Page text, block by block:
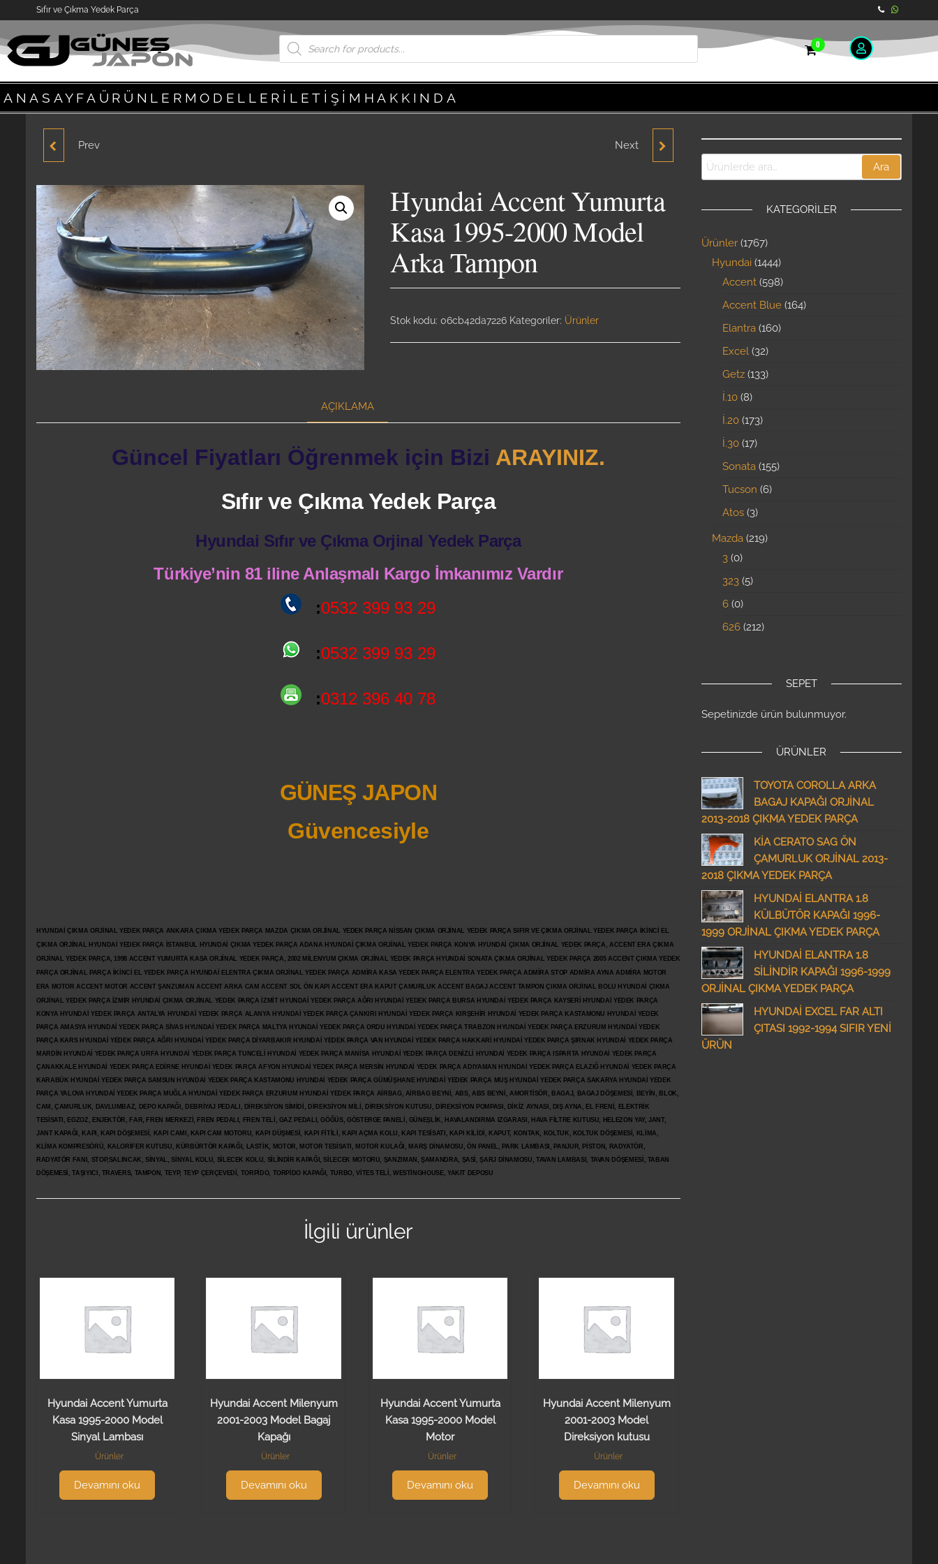
Sıfır ve Çıkma Yedek Parça
0
ANASAYFA ÜRÜNLER MODELLER İLETIŞIM HAKKINDA
HYUNDAI ACCENT
2000 MODEL ŞARJ
DINAMOSU
Prev HYUNDAI ACCENT
2000 MODEL TORPIDO
Next
Hyundai Accent Yumurta
Kasa 1995-2000 Model
Arka Tampon
Stok kodu:06cb42da7226 Kategoriler: Ürünler
AÇIKLAMA
Güncel Fiyatları Öğrenmek için Bizi ARAYINIZ.
Sıfır ve Çıkma Yedek Parça
Hyundai Sıfır ve Çıkma Orjinal Yedek Parça
Türkiye’nin 81 iline Anlaşmalı Kargo İmkanımız Vardır
:0532 399 93 29
:0532 399 93 29
:0312 396 40 78
GÜNEŞ JAPON
Güvencesiyle
HYUNDAİ ÇIKMA ORJİNAL YEDEK PARÇA ANKARA ÇIKMA YEDEK PARÇA MAZDA ÇIKMA ORJİNAL YEDEK PARÇA NİSSAN ÇIKMA ORJİNAL YEDEK PARÇA SIFIR VE ÇIKMA ORJİNAL YEDEK PARÇA İKİNCİ EL
ÇIKMA ORJİNAL HYUNDAİ YEDEK PARÇA İSTANBUL HYUNDAİ ÇIKMA YEDEK PARÇA ADANA HYUNDAİ ÇIKMA ORJİNAL YEDEK PARÇA KONYA HYUNDAİ ÇIKMA ORJİNAL YEDEK PARÇA, ACCENT ERA ÇIKMA
ORJİNAL YEDEK PARÇA, 1998 ACCENT YUMURTA KASA ORJİNAL YEDEK PARÇA, 2002 MİLENYUM ÇIKMA ORJİNAL YEDEK PARÇA HYUNDAİ SONATA ÇIKMA ORJİNAL YEDEK PARÇA 2005 ACCENT ÇIKMA YEDEK
PARÇA ORJİNAL PARÇA İKİNCİ EL YEDEK PARÇA HYUNDAİ ELENTRA ÇIKMA ORJİNAL YEDEK PARÇA ADMİRA KASA YEDEK PARÇA ELENTRA YEDEK PARÇA ADMİRA STOP ADMİRA AYNA ADMİRA MOTOR
ERA MOTOR ACCENT MOTOR ACCENT ŞANZUMAN ACCENT ARKA CAM ACCENT SOL ÖN KAPI ACCENT ERA KAPUT ÇAMURLUK ACCENT BAGAJ ACCENT TAMPON ÇIKMA ORJİNAL BOLU HYUNDAİ ÇIKMA
ORJİNAL YEDEK PARÇA İZMİR HYUNDAİ ÇIKMA ORJİNAL YEDEK PARÇA İZMİT HYUNDAİ YEDEK PARÇA AĞRI HYUNDAİ YEDEK PARÇA BURSA HYUNDAİ YEDEK PARÇA KAYSERİ HYUNDAİ YEDEK PARÇA
KONYA HYUNDAİ YEDEK PARÇA ANTALYA HYUNDAİ YEDEK PARÇA ALANYA HYUNDAİ YEDEK PARÇA ÇANKIRI HYUNDAİ YEDEK PARÇA KIRŞEHİR HYUNDAİ YEDEK PARÇA KASTAMONU HYUNDAİ YEDEK
PARÇA AMASYA HYUNDAİ YEDEK PARÇA SİVAS HYUNDAİ YEDEK PARÇA MALTYA HYUNDAİ YEDEK PARÇA ORDU HYUNDAİ YEDEK PARÇA TRABZON HYUNDAİ YEDEK PARÇA ERZURUM HYUNDAİ YEDEK
PARÇA KARS HYUNDAİ YEDEK PARÇA AĞRI HYUNDAİ YEDEK PARÇA DİYARBAKIR HYUNDAİ YEDEK PARÇA VAN HYUNDAİ YEDEK PARÇA HAKKARİ HYUNDAİ YEDEK PARÇA ŞIRNAK HYUNDAİ YEDEK PARÇA
MARDİN HYUNDAİ YEDEK PARÇA URFA HYUNDAİ YEDEK PARÇA TUNCELİ HYUNDAİ YEDEK PARÇA MANİSA HYUNDAİ YEDEK PARÇA DENİZLİ HYUNDAİ YEDEK PARÇA ISPARTA HYUNDAİ YEDEK PARÇA
ÇANAKKALE HYUNDAİ YEDEK PARÇA EDİRNE HYUNDAİ YEDEK PARÇA AFYON HYUNDAİ YEDEK PARÇA MERSİN HYUNDAİ YEDEK PARÇA ADIYAMAN HYUNDAİ YEDEK PARÇA ELAZIĞ HYUNDAİ YEDEK PARÇA
KARABÜK HYUNDAİ YEDEK PARÇA SAMSUN HYUNDAİ YEDEK PARÇA KASTAMONU HYUNDAİ YEDEK PARÇA GÜMÜŞHANE HYUNDAİ YEDEK PARÇA MUŞ HYUNDAİ YEDEK PARÇA SAKARYA HYUNDAİ YEDEK
PARÇA YALOVA HYUNDAİ YEDEK PARÇA MUĞLA HYUNDAİ YEDEK PARÇA ERZURUM HYUNDAİ YEDEK PARÇA AİRBAG, AİRBAG BEYNİ, ABS, ABS BEYNİ, AMORTİSÖR, BAGAJ, BAGAJ DÖŞEMESİ, BEYİN, BLOK,
CAM, ÇAMURLUK, DAVLUMBAZ, DEPO KAPAĞI, DEBRİYAJ PEDALI, DİREKSİYON SİMİDİ, DİREKSİYON MİLİ, DİREKSİYON KUTUSU, DİREKSİYON POMPASI, DİKİZ AYNASI, DIŞ AYNA, EL FRENİ, ELEKTRİK
TESİSATI, EGZOZ, ENJEKTÖR,
FAR, FREN MERKEZİ, FREN PEDALI, FREN TELİ, GAZ PEDALI, GÖĞÜS, GÖSTERGE PANELİ, GÜNEŞLİK, HAVALANDIRMA IZGARASI, HAVA FİLTRE KUTUSU, HELEZON YAY, JANT,
JANT KAPAĞI, KAPI, KAPI DÖŞEMESİ, KAPI CAMI, KAPI CAM MOTORU, KAPI DÜŞMESİ, KAPI FİTİLİ, KAPI AÇMA KOLU, KAPI TESİSATI, KAPI KİLİDİ, KAPUT, KONTAK, KOLTUK, KOLTUK DÖŞEMESİ, KLİMA,
KLİMA KOMPRESÖRÜ, KALORİFER KUTUSU, KÜRBÜRTÖR KAPAĞI, LASTİK, MOTOR, MOTOR TESİSATI, MOTOR KULAĞI, MARŞ DİNAMOSU, ÖN PANEL, PARK LAMBASI, PANJUR, PİSTON, RADYATÖR,
RADYATÖR FANI, STOP,SALINCAK, SİNYAL, SİNYAL KOLU, SİLECEK KOLU, SİLİNDİR KAPAĞI, SİLECEK MOTORU, ŞANZIMAN, ŞAMANDRA, ŞASİ, ŞARJ DİNAMOSU, TAVAN LAMBASI, TAVAN DÖŞEMESİ, TABAN
DÖŞEMESİ, TAŞIYICI, TRAVERS, TAMPON, TEYP, TEYP ÇERÇEVEDİ, TORPİDO, TORPİDO KAPAĞI, TURBO, VİTES TELİ, WESTİNGHOUSE, YAKIT DEPOSU
İlgili ürünler
Hyundai Accent Yumurta
Kasa 1995-2000 Model
Sinyal Lambası
Ürünler
Devamını oku
Hyundai Accent Milenyum
2001-2003 Model Bagaj
Kapağı
Ürünler
Devamını oku
Hyundai Accent Yumurta
Kasa 1995-2000 Model
Motor
Ürünler
Devamını oku
Hyundai Accent Milenyum
2001-2003 Model
Direksiyon kutusu
Ürünler
Devamını oku
Ara
KATEGORILER
Ürünler 1767
Hyundai 1444
Accent 598
Accent Blue 164
Elantra 160
Excel 32
Getz 133
İ.10 8
İ.20 173
İ.30 17
Sonata 155
Tucson 6
Atos 3
Mazda 219
3 0
323 5
6 0
626 212
SEPET
Sepetinizde ürün bulunmuyor.
ÜRÜNLER
TOYOTA COROLLA ARKA
BAGAJ KAPAĞI ORJİNAL
2013-2018 ÇIKMA YEDEK PARÇA
KİA CERATO SAG ÖN
ÇAMURLUK ORJİNAL 2013-
2018 ÇIKMA YEDEK PARÇA
HYUNDAİ ELANTRA 1.8
KÜLBÜTÖR KAPAĞI 1996-
1999 ORJİNAL ÇIKMA YEDEK PARÇA
HYUNDAİ ELANTRA 1.8
SİLİNDİR KAPAĞI 1996-1999
ORJİNAL ÇIKMA YEDEK PARÇA
HYUNDAİ EXCEL FAR ALTI
ÇITASI 1992-1994 SIFIR YENİ
ÜRÜN